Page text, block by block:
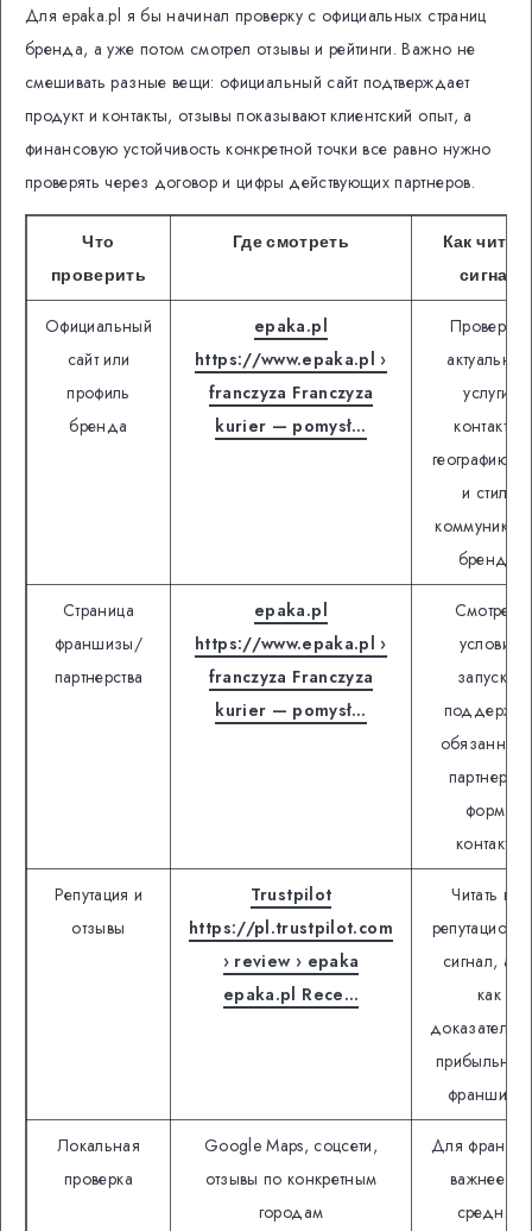
Для epaka.pl я бы начинал проверку с официальных страниц
бренда, а уже потом смотрел отзывы и рейтинги. Важно не
смешивать разные вещи: официальный сайт подтверждает
продукт и контакты, отзывы показывают клиентский опыт, а
финансовую устойчивость конкретной точки все равно нужно
проверять через договор и цифры действующих партнеров.
Что
проверить
Где смотреть
Как
сигнал
Официальный
сайт или
профиль
бренда
epaka.pl
https://www.epaka.pl ›
franczyza Franczyza
kurier — pomysł…
Проверить
актуальные
услуги,
контакты,
географию
и стиль
бренда.
Страница
франшизы/
партнерства
epaka.pl
https://www.epaka.pl ›
franczyza Franczyza
kurier — pomysł…
Смотреть
условия
запуска,
партнера и
форму
контакта.
Репутация и
отзывы
Trustpilot
https://pl.trustpilot.com
› review › epaka
epaka.pl Rece…
Читать как
сигнал, а
как
франшизы.
Локальная
проверка
Google Maps, соцсети,
отзывы по конкретным
городам
Для
важнее не
средняя